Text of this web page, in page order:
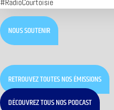
#RadioCourtoisie
NOUS SOUTENIR
RETROUVEZ TOUTES NOS ÉMISSIONS
DÉCOUVREZ TOUS NOS PODCAST